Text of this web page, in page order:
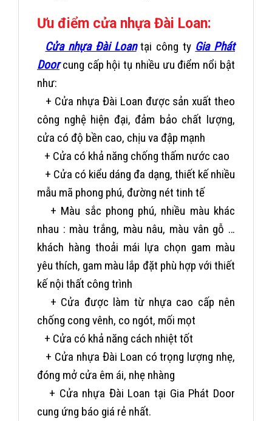
Ưu điểm cửa nhựa Đài Loan:
Cửa nhựa Đài Loantại công ty Gia Phát
Doorcung cấp hội tụ nhiều ưu điểm nổi bật
như:
+ Cửa nhựa Đài Loan được sản xuất theo
công nghệ hiện đại, đảm bảo chất lượng,
cửa có độ bền cao, chịu va đập mạnh
+ Cửa có khả năng chống thấm nước cao
+ Cửa có kiểu dáng đa dạng, thiết kế nhiều
mẫu mã phong phú, đường nét tinh tế
+ Màu sắc phong phú, nhiều màu khác
nhau : màu trắng, màu nâu, màu vân gỗ …
khách hàng thoải mái lựa chọn gam màu
yêu thích, gam màu lắp đặt phù hợp với thiết
kế nội thất công trình
+ Cửa được làm từ nhựa cao cấp nên
chống cong vênh, co ngót, mối mọt
+ Cửa có khả năng cách nhiệt tốt
+ Cửa nhựa Đài Loan có trọng lượng nhẹ,
đóng mở cửa êm ái, nhẹ nhàng
+ Cửa nhựa Đài Loan tại Gia Phát Door
cung ứng báo giá rẻ nhất.